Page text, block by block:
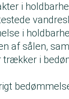
i
i
af sålen,
trækker i